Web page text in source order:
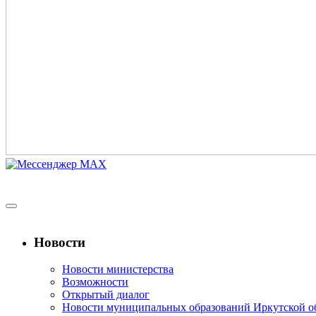
Новости
Новости министерства
Возможности
Открытый диалог
Новости муниципальных образований Иркутской